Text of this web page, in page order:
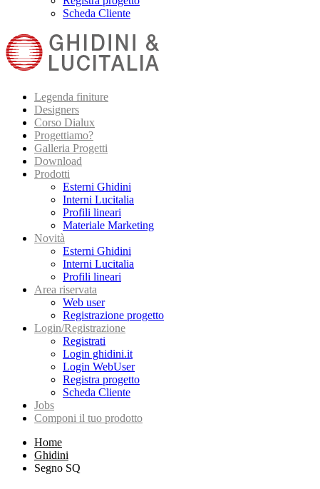
Scheda Cliente
Legenda finiture
Designers
Corso Dialux
Progettiamo?
Galleria Progetti
Download
Prodotti
Esterni Ghidini
Interni Lucitalia
Profili lineari
Materiale Marketing
Novità
Esterni Ghidini
Interni Lucitalia
Profili lineari
Area riservata
Web user
Registrazione progetto
Login/Registrazione
Registrati
Login ghidini.it
Login WebUser
Registra progetto
Scheda Cliente
Jobs
Componi il tuo prodotto
Home
Ghidini
Segno SQ